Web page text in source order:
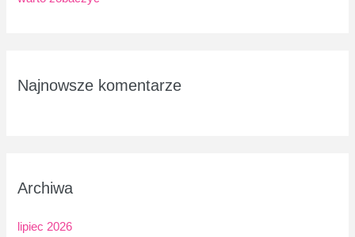
Najnowsze komentarze
Archiwa
lipiec 2026